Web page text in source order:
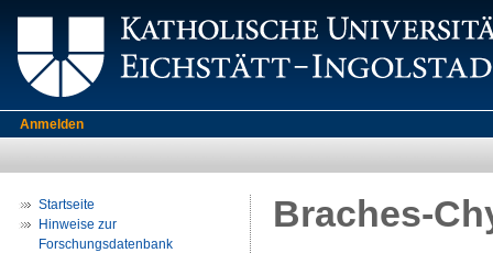
Anmelden
Startseite
Hinweise zur
Forschungsdatenbank
Braches-